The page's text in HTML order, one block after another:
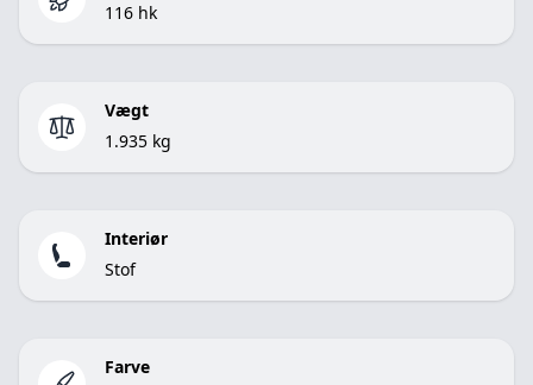
116 hk
Vægt
1.935 kg
Interiør
Stof
Farve